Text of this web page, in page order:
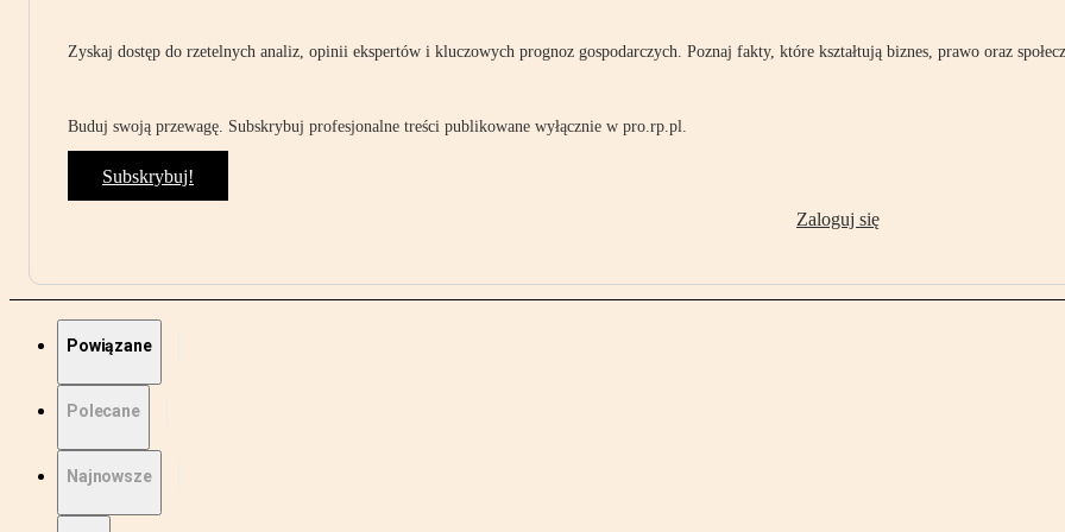
Zyskaj dostęp do rzetelnych analiz, opinii ekspertów i kluczowych prognoz gospodarczych. Poznaj fakty, które kształtują biznes, prawo oraz
Buduj swoją przewagę. Subskrybuj profesjonalne treści publikowane wyłącznie w pro.rp.pl.
Subskrybuj!
Zaloguj się
Powiązane
Polecane
Najnowsze